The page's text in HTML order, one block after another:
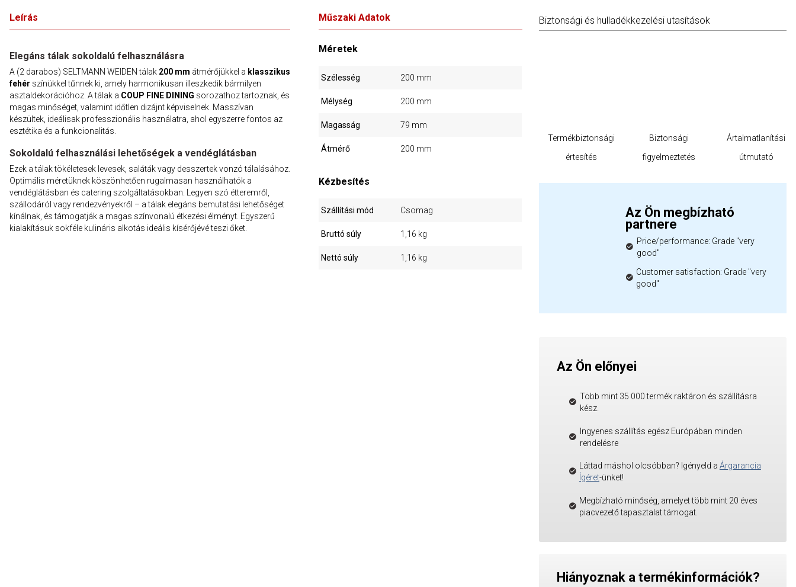
Leírás
Elegáns tálak sokoldalú felhasználásra
A (2 darabos) SELTMANN WEIDEN tálak 200 mm átmérőjükkel a klasszikus
fehér színükkel tűnnek ki, amely harmonikusan illeszkedik bármilyen
asztaldekorációhoz. A tálak a COUP FINE DINING sorozathoz tartoznak, és
magas minőséget, valamint időtlen dizájnt képviselnek. Masszívan
készültek, ideálisak professzionális használatra, ahol egyszerre fontos az
esztétika és a funkcionalitás.
Sokoldalú felhasználási lehetőségek a vendéglátásban
Ezek a tálak tökéletesek levesek, saláták vagy desszertek vonzó tálalásához.
Optimális méretüknek köszönhetően rugalmasan használhatók a
vendéglátásban és catering szolgáltatásokban. Legyen szó étteremről,
szállodáról vagy rendezvényekről – a tálak elegáns bemutatási lehetőséget
kínálnak, és támogatják a magas színvonalú étkezési élményt. Egyszerű
kialakításuk sokféle kulináris alkotás ideális kísérőjévé teszi őket.
Műszaki Adatok
Méretek
Szélesség 200 mm
Mélység 200 mm
Magasság 79 mm
Átmérő 200 mm
Kézbesítés
Szállítási mód Csomag
Bruttó súly 1,16 kg
Nettó súly 1,16 kg
Biztonsági és hulladékkezelési utasítások
Termékbiztonsági
értesítés
Biztonsági
figyelmeztetés
Ártalmatlanítási
útmutató
Az Ön megbízható
partnere
Price/performance: Grade "very
good"
Customer satisfaction: Grade "very
good"
Az Ön előnyei
Több mint 35 000 termék raktáron és szállításra
kész.
Ingyenes szállítás egész Európában minden
rendelésre
Láttad máshol olcsóbban? Igényeld a Árgarancia
Ígéret-ünket!
Megbízható minőség, amelyet több mint 20 éves
piacvezető tapasztalat támogat.
Hiányoznak a termékinformációk?